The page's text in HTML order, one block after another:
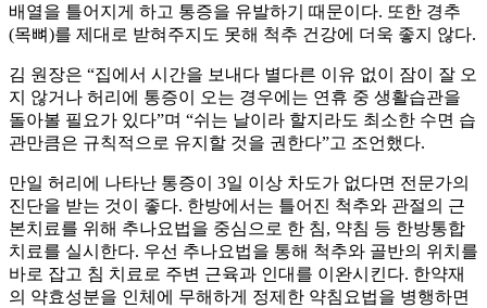
배열을 틀어지게 하고 통증을 유발하기 때문이다. 또한 경추
(목뼈)를 제대로 받혀주지도 못해 척추 건강에 더욱 좋지 않다.
김 원장은 “집에서 시간을 보내다 별다른 이유 없이 잠이 잘 오
지 않거나 허리에 통증이 오는 경우에는 연휴 중 생활습관을
돌아볼 필요가 있다”며 “쉬는 날이라 할지라도 최소한 수면 습
관만큼은 규칙적으로 유지할 것을 권한다”고 조언했다.
만일 허리에 나타난 통증이 3일 이상 차도가 없다면 전문가의
진단을 받는 것이 좋다. 한방에서는 틀어진 척추와 관절의 근
본치료를 위해 추나요법을 중심으로 한 침, 약침 등 한방통합
치료를 실시한다. 우선 추나요법을 통해 척추와 골반의 위치를
바로 잡고 침 치료로 주변 근육과 인대를 이완시킨다. 한약재
의 약효성분을 인체에 무해하게 정제한 약침요법을 병행하면